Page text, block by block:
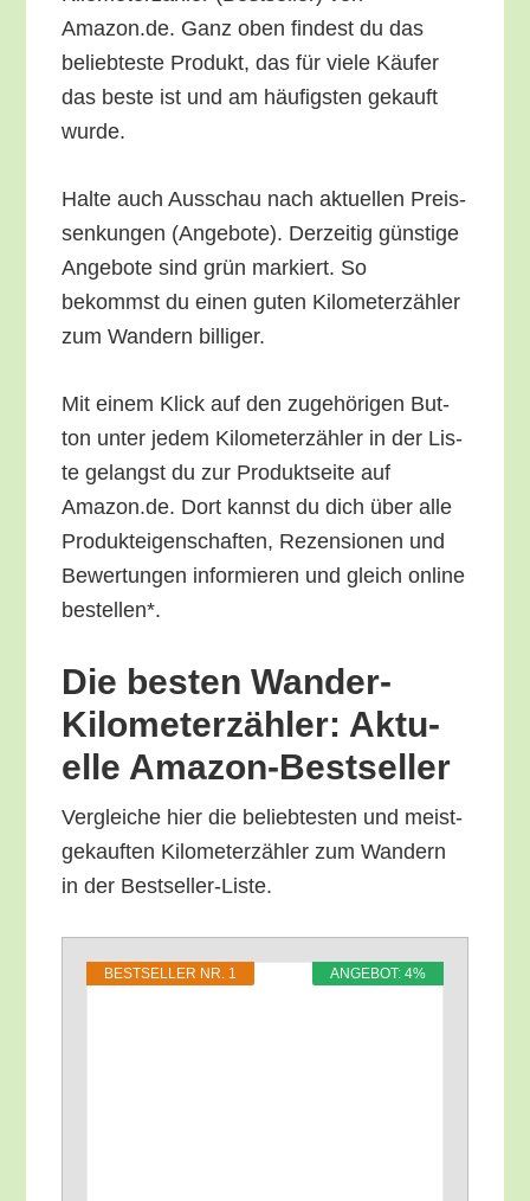
Amazon.de. Ganz oben fin­dest du das
belieb­tes­te Pro­dukt, das für vie­le Käu­fer
das bes­te ist und am häu­figs­ten gekauft
wurde.
Hal­te auch Aus­schau nach aktu­el­len Preis­
sen­kun­gen (Ange­bo­te). Der­zei­tig güns­ti­ge
Ange­bo­te sind grün mar­kiert. So
bekommst du einen guten Kilo­me­ter­zäh­ler
zum Wan­dern billiger.
Mit einem Klick auf den zuge­hö­ri­gen But­
ton unter jedem Kilo­me­ter­zäh­ler in der Lis­
te gelangst du zur Pro­dukt­sei­te auf
Amazon.de. Dort kannst du dich über alle
Pro­duk­tei­gen­schaf­ten, Rezen­sio­nen und
Bewer­tun­gen infor­mie­ren und gleich online
bestellen*.
Die bes­ten Wan­der-
Kilo­me­ter­zäh­ler: Aktu­
el­le Amazon-Bestseller
Ver­glei­che hier die belieb­tes­ten und meist­
ge­kauf­ten Kilo­me­ter­zäh­ler zum Wan­dern
in der Bestseller-Liste.
ANGE­BOT: 4%
BEST­SEL­LER NR. 1